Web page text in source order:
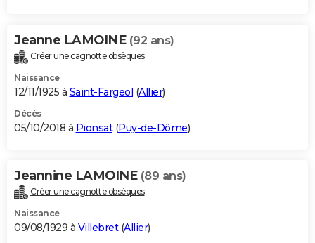
Jeanne LAMOINE (92 ans)
Créer une cagnotte obsèques
Naissance
12/11/1925 à Saint-Fargeol (Allier)
Décès
05/10/2018 à Pionsat(Puy-de-Dôme)
Jeannine LAMOINE (89 ans)
Créer une cagnotte obsèques
Naissance
09/08/1929 à Villebret(Allier)